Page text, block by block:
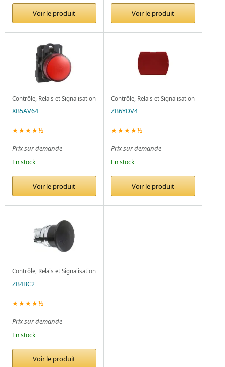
Voir le produit Voir le produit
Contrôle, Relais et Signalisation
XB5AV64
★★★★½
Prix sur demande
En stock
Voir le produit
Contrôle, Relais et Signalisation
ZB6YDV4
★★★★½
Prix sur demande
En stock
Voir le produit
Contrôle, Relais et Signalisation
ZB4BC2
★★★★½
Prix sur demande
En stock
Voir le produit